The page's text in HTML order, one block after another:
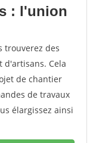
: l'union
trouverez des
d'artisans. Cela
de chantier
de travaux
élargissez ainsi